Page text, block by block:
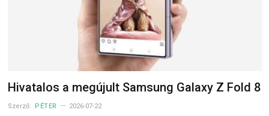
Hivatalos a megújult Samsung Galaxy Z Fold 8
Szerző: PÉTER 2026-07-22